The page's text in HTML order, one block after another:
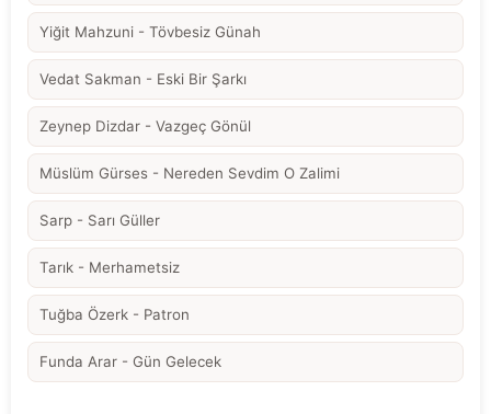
Yiğit Mahzuni - Tövbesiz Günah
Vedat Sakman - Eski Bir Şarkı
Zeynep Dizdar - Vazgeç Gönül
Müslüm Gürses - Nereden Sevdim O Zalimi
Sarp - Sarı Güller
Tarık - Merhametsiz
Tuğba Özerk - Patron
Funda Arar - Gün Gelecek